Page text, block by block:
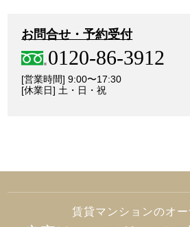
お問合せ・予約受付
0120-86-3912
[営業時間] 9:00〜17:30
[休業日] 土・日・祝
賃貸マンションのオ